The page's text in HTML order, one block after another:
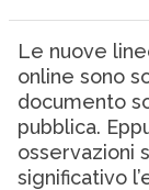
Le nuove
online sono
documento
pubblica.
osservazioni
significativo